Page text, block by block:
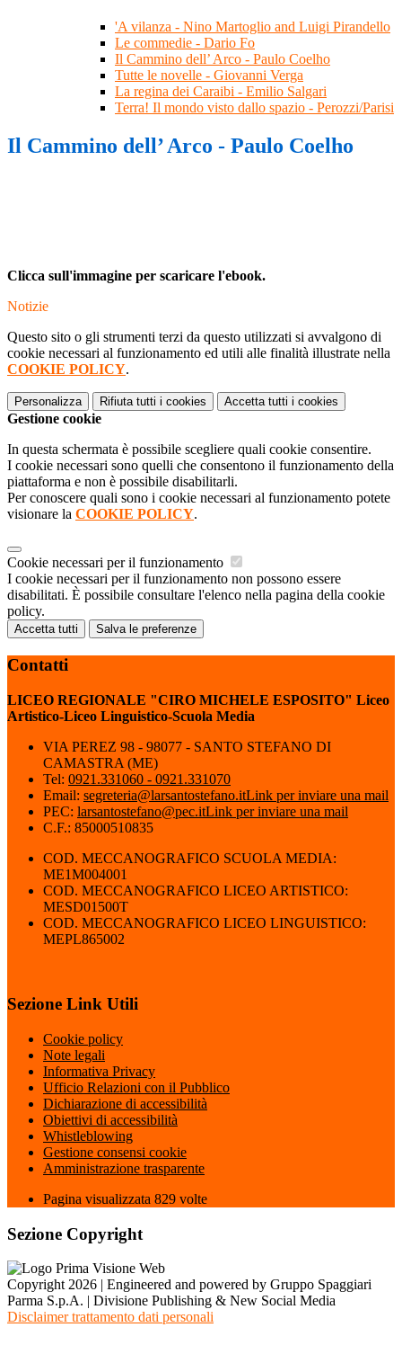
'A vilanza - Nino Martoglio and Luigi Pirandello
Le commedie - Dario Fo
Il Cammino dell’ Arco - Paulo Coelho
Tutte le novelle - Giovanni Verga
La regina dei Caraibi - Emilio Salgari
Terra! Il mondo visto dallo spazio - Perozzi/Parisi
Il Cammino dell’ Arco - Paulo Coelho
Clicca sull'immagine per scaricare l'ebook.
Notizie
Questo sito o gli strumenti terzi da questo utilizzati si avvalgono di
cookie necessari al funzionamento ed utili alle finalità illustrate nella
COOKIE POLICY.
Personalizza Rifiuta tutti i cookies Accetta tutti i cookies
Gestione cookie
In questa schermata è possibile scegliere quali cookie consentire.
I cookie necessari sono quelli che consentono il funzionamento della
piattaforma e non è possibile disabilitarli.
Per conoscere quali sono i cookie necessari al funzionamento potete
visionare la COOKIE POLICY.
Cookie necessari per il funzionamento
I cookie necessari per il funzionamento non possono essere
disabilitati. È possibile consultare l'elenco nella pagina della cookie
policy.
Accetta tutti Salva le preferenze
Contatti
LICEO REGIONALE "CIRO MICHELE ESPOSITO" Liceo
Artistico-Liceo Linguistico-Scuola Media
VIA PEREZ 98 - 98077 - SANTO STEFANO DI
CAMASTRA (ME)
Tel: 0921.331060 - 0921.331070
Email: segreteria@larsantostefano.itLink per inviare una mail
PEC: larsantostefano@pec.itLink per inviare una mail
C.F.: 85000510835
COD. MECCANOGRAFICO SCUOLA MEDIA:
ME1M004001
COD. MECCANOGRAFICO LICEO ARTISTICO:
MESD01500T
COD. MECCANOGRAFICO LICEO LINGUISTICO:
MEPL865002
Sezione Link Utili
Cookie policy
Note legali
Informativa Privacy
Ufficio Relazioni con il Pubblico
Dichiarazione di accessibilità
Obiettivi di accessibilità
Whistleblowing
Gestione consensi cookie
Amministrazione trasparente
Pagina visualizzata 829 volte
Sezione Copyright
Copyright 2026 | Engineered and powered by Gruppo Spaggiari
Parma S.p.A. | Divisione Publishing & New Social Media
Disclaimer trattamento dati personali